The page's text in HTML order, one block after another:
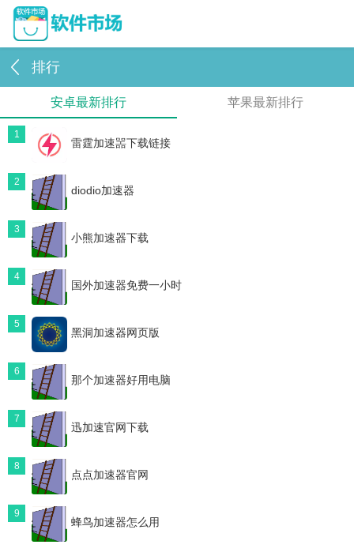
排行
安卓最新排行 苹果最新排行
1
雷霆加速噐下载链接
2
diodio加速器
3
小熊加速器下载
4
国外加速器免费一小时
5
黑洞加速器网页版
6
那个加速器好用电脑
7
迅加速官网下载
8
点点加速器官网
9
蜂鸟加速器怎么用